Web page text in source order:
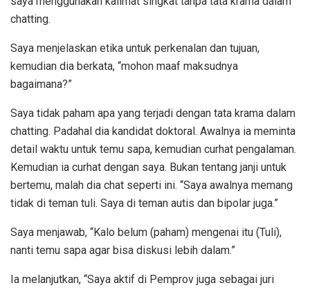
chatting.
Saya menjelaskan etika untuk perkenalan dan tujuan,
kemudian dia berkata, “mohon maaf maksudnya
bagaimana?”
Saya tidak paham apa yang terjadi dengan tata krama dalam
chatting. Padahal dia kandidat doktoral. Awalnya ia meminta
detail waktu untuk temu sapa, kemudian curhat pengalaman.
Kemudian ia curhat dengan saya. Bukan tentang janji untuk
bertemu, malah dia chat seperti ini. “Saya awalnya memang
tidak di teman tuli. Saya di teman autis dan bipolar juga.”
Saya menjawab, “Kalo belum (paham) mengenai itu (Tuli),
nanti temu sapa agar bisa diskusi lebih dalam.”
Ia melanjutkan, “Saya aktif di Pemprov juga sebagai juri